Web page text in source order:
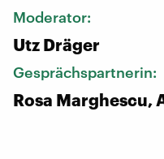
Moderator:
Utz Dräger
Gesprächspartnerin:
Rosa Marghescu,